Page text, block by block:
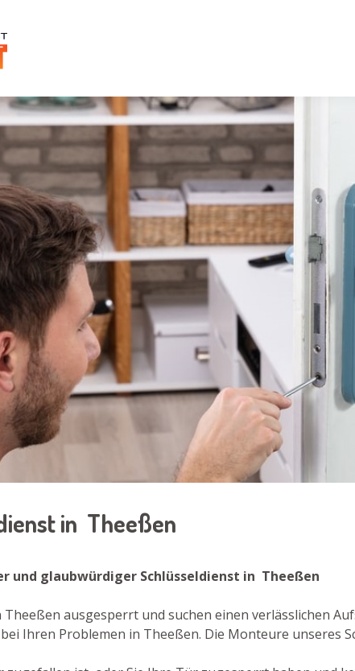
in Theeßen
und glaubwürdiger Schlüsseldienst in Theeßen
Theeßen ausgesperrt und suchen einen verlässlichen
Ihren Problemen in Theeßen. Die Monteure unseres